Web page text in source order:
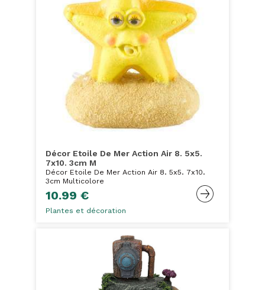
Décor Etoile De Mer Action Air 8. 5x5.
7x10. 3cm M
Décor Etoile De Mer Action Air 8. 5x5. 7x10.
3cm Multicolore
10.99 €
Plantes et décoration